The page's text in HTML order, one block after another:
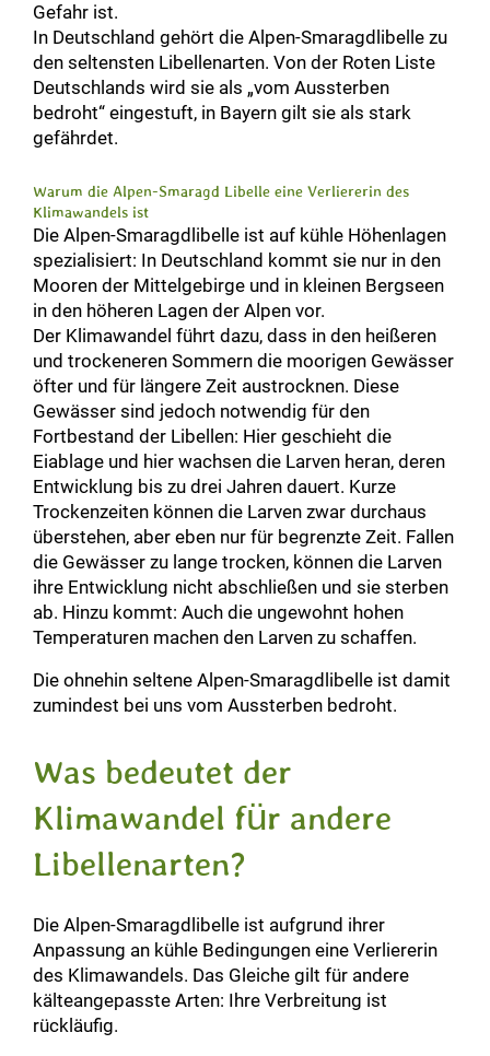
Gefahr ist.
In Deutschland gehört die Alpen-Smaragdlibelle zu
den seltensten Libellenarten. Von der Roten Liste
Deutschlands wird sie als „vom Aussterben
bedroht“ eingestuft, in Bayern gilt sie als stark
gefährdet.
Warum die Alpen-Smaragd Libelle eine Verliererin des
Klimawandels ist
Die Alpen-Smaragdlibelle ist auf kühle Höhenlagen
spezialisiert: In Deutschland kommt sie nur in den
Mooren der Mittelgebirge und in kleinen Bergseen
in den höheren Lagen der Alpen vor.
Der Klimawandel führt dazu, dass in den heißeren
und trockeneren Sommern die moorigen Gewässer
öfter und für längere Zeit austrocknen. Diese
Gewässer sind jedoch notwendig für den
Fortbestand der Libellen: Hier geschieht die
Eiablage und hier wachsen die Larven heran, deren
Entwicklung bis zu drei Jahren dauert. Kurze
Trockenzeiten können die Larven zwar durchaus
überstehen, aber eben nur für begrenzte Zeit. Fallen
die Gewässer zu lange trocken, können die Larven
ihre Entwicklung nicht abschließen und sie sterben
ab. Hinzu kommt: Auch die ungewohnt hohen
Temperaturen machen den Larven zu schaffen.
Die ohnehin seltene Alpen-Smaragdlibelle ist damit
zumindest bei uns vom Aussterben bedroht.
Was bedeutet der
Klimawandel für andere
Libellenarten?
Die Alpen-Smaragdlibelle ist aufgrund ihrer
Anpassung an kühle Bedingungen eine Verliererin
des Klimawandels. Das Gleiche gilt für andere
kälteangepasste Arten: Ihre Verbreitung ist
rückläufig.